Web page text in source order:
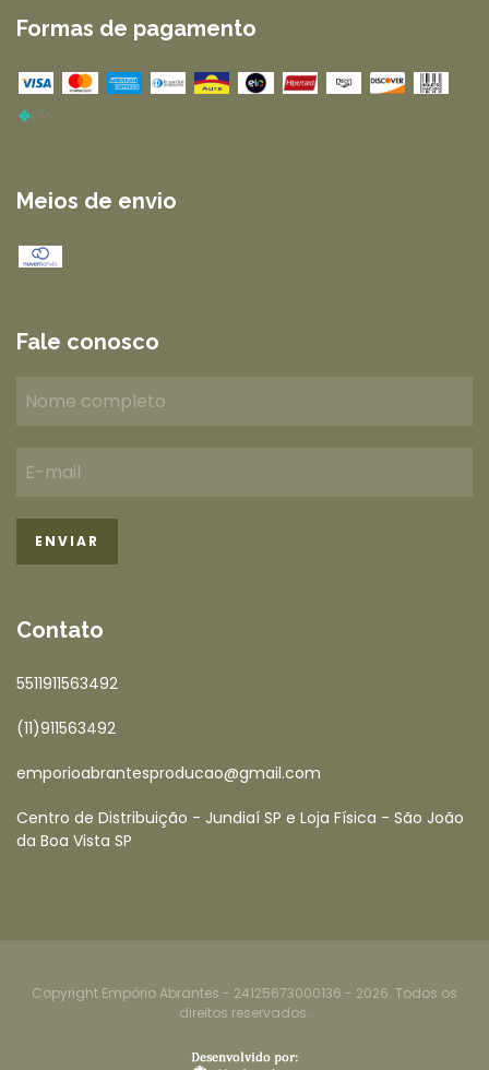
Formas de pagamento
Meios de envio
Fale conosco
Contato
5511911563492
(11)911563492
emporioabrantesproducao@gmail.com
Centro de Distribuição - Jundiaí SP e Loja Física - São João
da Boa Vista SP
Copyright Empório Abrantes - 24125673000136 - 2026. Todos os
direitos reservados.